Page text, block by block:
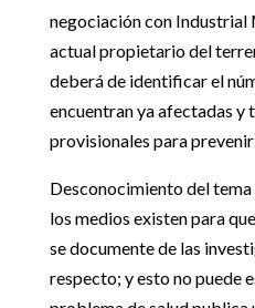
negociación con Industrial
actual propietario del
deberá de identificar el
encuentran ya afectadas y
provisionales para prevenir
Desconocimiento del
los medios existen para
se documente de las
respecto; y esto no puede